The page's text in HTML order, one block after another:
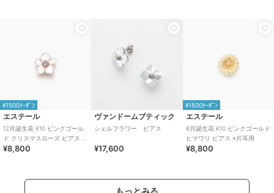
¥1500ｸｰﾎﾟﾝ
エステール
12月誕生花 K10 ピンクゴール
ド クリスマスローズ ピアス ※
片耳用
¥8,800
ヴァンドームブティック
シェルフラワー ピアス
¥17,600
¥1500ｸｰﾎﾟﾝ
エステール
8月誕生花 K10 ピンクゴールド
ヒマワリ ピアス ※片耳用
¥8,800
もっとみる